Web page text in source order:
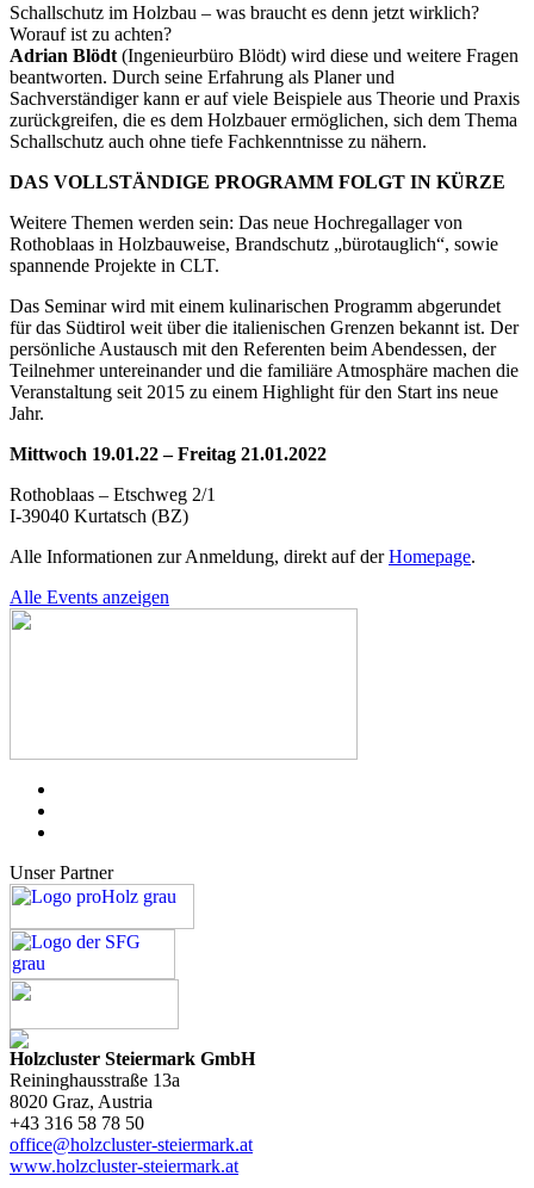
Schallschutz im Holzbau – was braucht es denn jetzt wirklich?
Worauf ist zu achten?
Adrian Blödt (Ingenieurbüro Blödt) wird diese und weitere Fragen
beantworten. Durch seine Erfahrung als Planer und
Sachverständiger kann er auf viele Beispiele aus Theorie und Praxis
zurückgreifen, die es dem Holzbauer ermöglichen, sich dem Thema
Schallschutz auch ohne tiefe Fachkenntnisse zu nähern.
DAS VOLLSTÄNDIGE PROGRAMM FOLGT IN KÜRZE
Weitere Themen werden sein: Das neue Hochregallager von
Rothoblaas in Holzbauweise, Brandschutz „bürotauglich“, sowie
spannende Projekte in CLT.
Das Seminar wird mit einem kulinarischen Programm abgerundet
für das Südtirol weit über die italienischen Grenzen bekannt ist. Der
persönliche Austausch mit den Referenten beim Abendessen, der
Teilnehmer untereinander und die familiäre Atmosphäre machen die
Veranstaltung seit 2015 zu einem Highlight für den Start ins neue
Jahr.
Mittwoch 19.01.22 – Freitag 21.01.2022
Rothoblaas – Etschweg 2/1
I-39040 Kurtatsch (BZ)
Alle Informationen zur Anmeldung, direkt auf derHomepage.
Alle Events anzeigen
Unser Partner
Holzcluster Steiermark GmbH
Reininghausstraße 13a
8020 Graz, Austria
+43 316 58 78 50
office@holzcluster-steiermark.at
www.holzcluster-steiermark.at